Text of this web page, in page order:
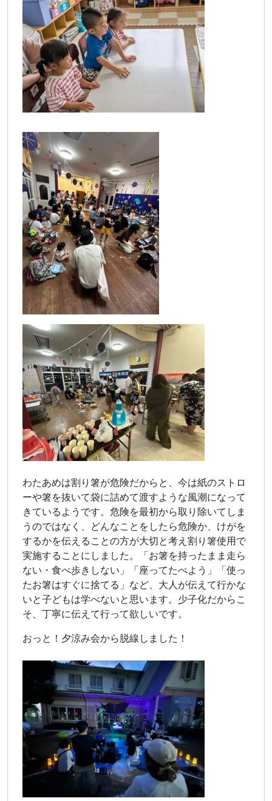
わたあめは割り箸が危険だからと、今は紙のストロ
ーや箸を抜いて袋に詰めて渡すような風潮になって
きているようです。危険を最初から取り除いてしま
うのではなく、どんなことをしたら危険か、けがを
するかを伝えることの方が大切と考え割り箸使用で
実施することにしました。「お箸を持ったまま走ら
ない・食べ歩きしない」「座ってたべよう」「使っ
たお箸はすぐに捨てる」など、大人が伝えて行かな
いと子どもは学べないと思います。少子化だからこ
そ、丁寧に伝えて行って欲しいです。
おっと！夕涼み会から脱線しました！